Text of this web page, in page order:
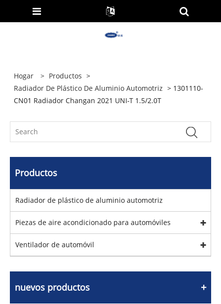
Hogar > Productos >
Radiador De Plástico De Aluminio Automotriz > 1301110-
CN01 Radiador Changan 2021 UNI-T 1.5/2.0T
Productos
Radiador de plástico de aluminio automotriz
Piezas de aire acondicionado para automóviles
Ventilador de automóvil
nuevos productos